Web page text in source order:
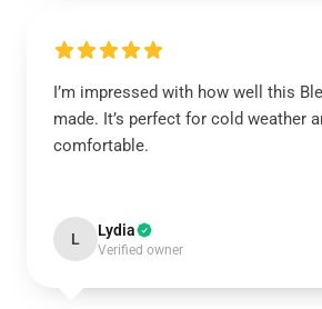
I’m impressed with how well this
made. It’s perfect for cold weather
comfortable.
L Lydia
Verified owner